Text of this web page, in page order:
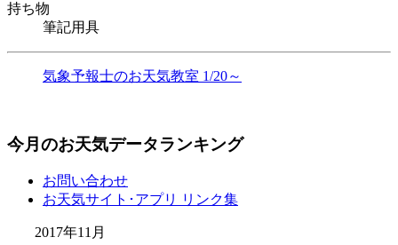
持ち物
筆記用具
気象予報士のお天気教室 1/20～
今月のお天気データランキング
お問い合わせ
お天気サイト･アプリ リンク集
2017年11月